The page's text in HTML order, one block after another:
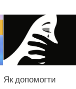
Як допомогти